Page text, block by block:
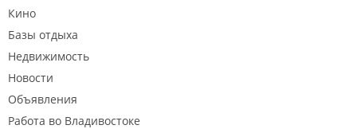
Кино
Базы отдыха
Недвижимость
Новости
Объявления
Работа во Владивостоке